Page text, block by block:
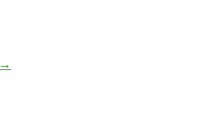
Mise à jour du Document unique
→